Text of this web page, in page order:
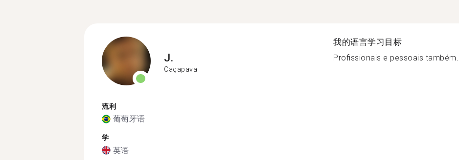
J.
Caçapava
流利
葡萄牙语
学
英语
我的语言学习目标
Profissionais e pessoais também...